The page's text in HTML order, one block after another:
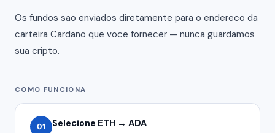
Os fundos sao enviados diretamente para o endereco da
carteira Cardano que voce fornecer — nunca guardamos
sua cripto.
COMO FUNCIONA
01 Selecione ETH → ADA